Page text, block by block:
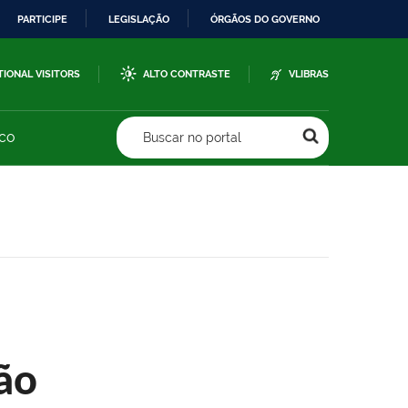
PARTICIPE LEGISLAÇÃO ÓRGÃOS DO GOVERNO
VISITORS ALTO CONTRASTE VLIBRAS
Buscar no portal